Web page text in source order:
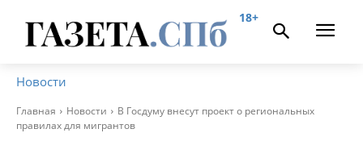
18+
Новости
Главная Новости
В Госдуму внесут проект о региональных
правилах для мигрантов